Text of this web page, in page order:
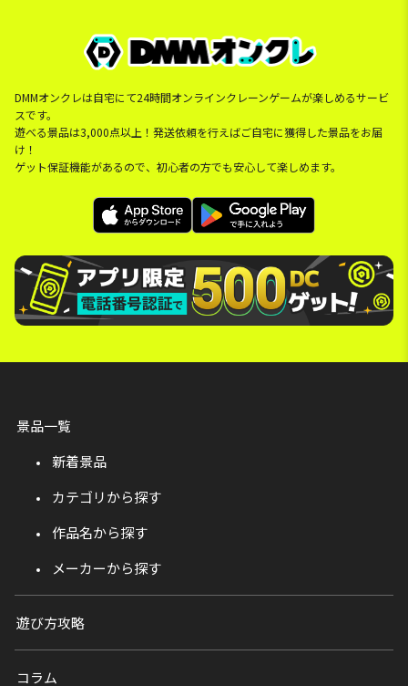
DMMオンクレは自宅にて24時間オンラインクレーンゲームが楽しめるサービ
スです。
遊べる景品は3,000点以上！発送依頼を行えばご自宅に獲得した景品をお届
け！
ゲット保証機能があるので、初心者の方でも安心して楽しめます。
景品一覧
新着景品
カテゴリから探す
作品名から探す
メーカーから探す
遊び方攻略
コラム